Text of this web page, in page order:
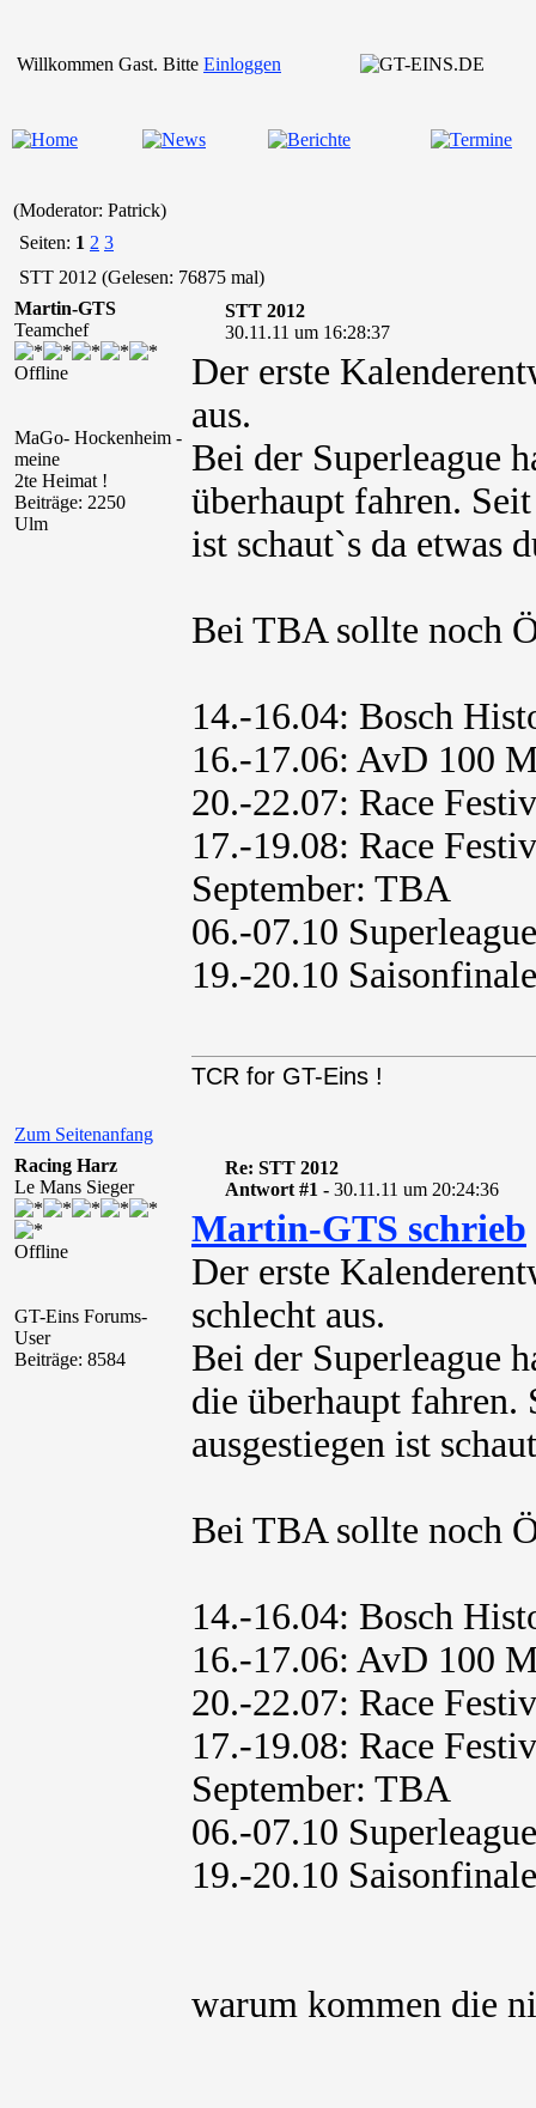
Willkommen Gast. Bitte Einloggen
(Moderator: Patrick)
Seiten: 1 2 3
STT 2012 (Gelesen: 76875 mal)
Martin-GTS
Teamchef
Offline
MaGo- Hockenheim -
meine
2te Heimat !
Beiträge: 2250
Ulm
STT 2012
30.11.11 um 16:28:37
Der erste
aus.
Bei der Superleague
überhaupt fahren.
ist schaut`s da etwas
Bei TBA sollte noch
14.-16.04: Bosch
16.-17.06: AvD 100
20.-22.07: Race
17.-19.08: Race
September: TBA
06.-07.10
19.-20.10
Zum Seitenanfang
TCR for GT-Eins !
Racing Harz
Le Mans Sieger
Offline
GT-Eins Forums-
User
Beiträge: 8584
Re: STT 2012
Antwort #1 - 30.11.11 um 20:24:36
Martin-GTS schrieb
Der erste
schlecht aus.
Bei der Superleague
die überhaupt fahren.
ausgestiegen ist
Bei TBA sollte noch
14.-16.04: Bosch
16.-17.06: AvD 100
20.-22.07: Race
17.-19.08: Race
September: TBA
06.-07.10
19.-20.10
warum kommen die